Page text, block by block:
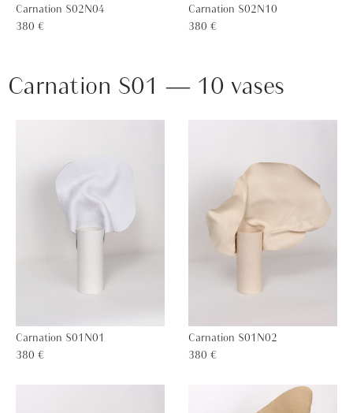
Carnation S02N04
380 €
Carnation S02N10
380 €
Carnation S01 — 10 vases
Carnation S01N01
380 €
Carnation S01N02
380 €